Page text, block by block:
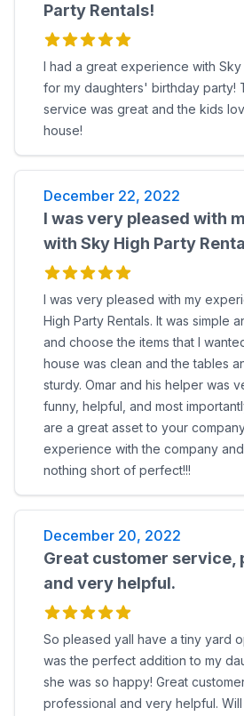
Party Rentals!
I had a great experience with Sky
for my daughters' birthday party!
service was great and the kids
house!
December 22, 2022
I was very pleased with
with Sky High Party
I was very pleased with my
High Party Rentals. It was simple
and choose the items that I
house was clean and the tables
sturdy. Omar and his helper was
funny, helpful, and most
are a great asset to your
experience with the company
nothing short of perfect!!!
December 20, 2022
Great customer service,
and very helpful.
So pleased yall have a tiny yard
was the perfect addition to my
she was so happy! Great
professional and very helpful.